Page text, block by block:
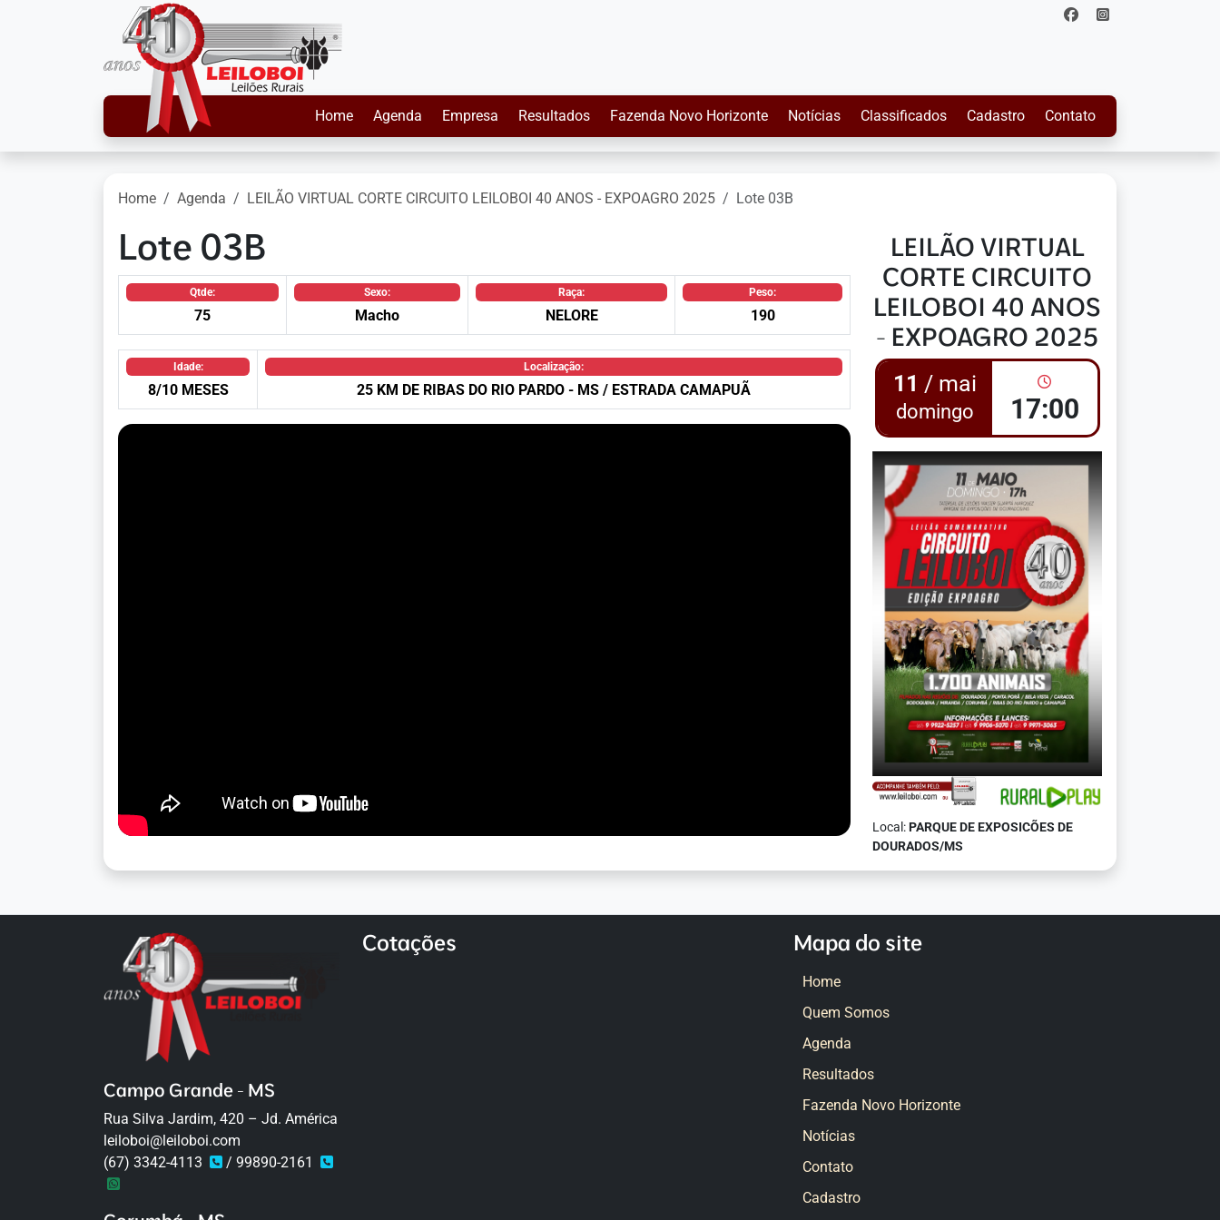
Home Agenda Empresa Resultados Fazenda Novo Horizonte Notícias Classificados Cadastro Contato
Home Agenda LEILÃO VIRTUAL CORTE CIRCUITO LEILOBOI 40 ANOS - EXPOAGRO 2025 Lote 03B
Lote 03B
Qtde:
75
Sexo:
Macho
Raça:
NELORE
Peso:
190
Idade:
8/10 MESES
Localização:
25 KM DE RIBAS DO RIO PARDO - MS / ESTRADA CAMAPUÃ
LEILÃO VIRTUAL
CORTE CIRCUITO
LEILOBOI 40 ANOS
- EXPOAGRO 2025
11 / mai
domingo 17:00
Local:PARQUE DE EXPOSICÕES DE
DOURADOS/MS
Campo Grande - MS
Rua Silva Jardim, 420 – Jd. América
leiloboi@leiloboi.com
(67) 3342-4113
/ 99890-2161
Cotações Mapa do site
Home
Quem Somos
Agenda
Resultados
Fazenda Novo Horizonte
Notícias
Contato
Cadastro